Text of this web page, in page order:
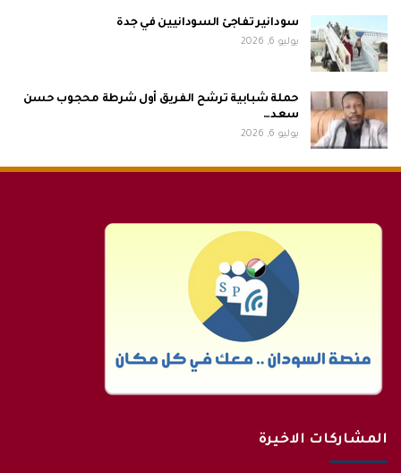
سودانير تفاجئ السودانيين في جدة
يوليو 6, 2026
حملة شبابية ترشح الفريق أول شرطة محجوب حسن
سعد…
يوليو 6, 2026
المشاركات الاخيرة